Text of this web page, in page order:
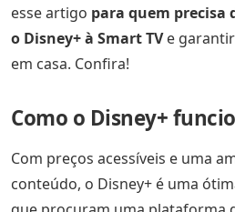
esse artigo para quem precisa
o Disney+ à Smart TVe garantir
em casa. Confira!
Como o Disney+
Com preços acessíveis e uma
conteúdo, o Disney+ é uma